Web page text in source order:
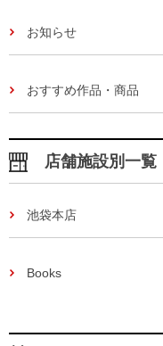
お知らせ
おすすめ作品・商品
店舗施設別一覧
池袋本店
Books